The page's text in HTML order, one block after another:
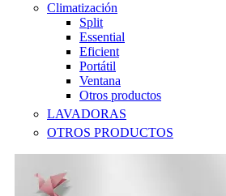
Climatización
Split
Essential
Eficient
Portátil
Ventana
Otros productos
LAVADORAS
OTROS PRODUCTOS